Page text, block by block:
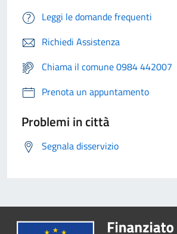
Leggi le domande frequenti
Richiedi Assistenza
Chiama il comune 0984 442007
Prenota un appuntamento
Problemi in città
Segnala disservizio